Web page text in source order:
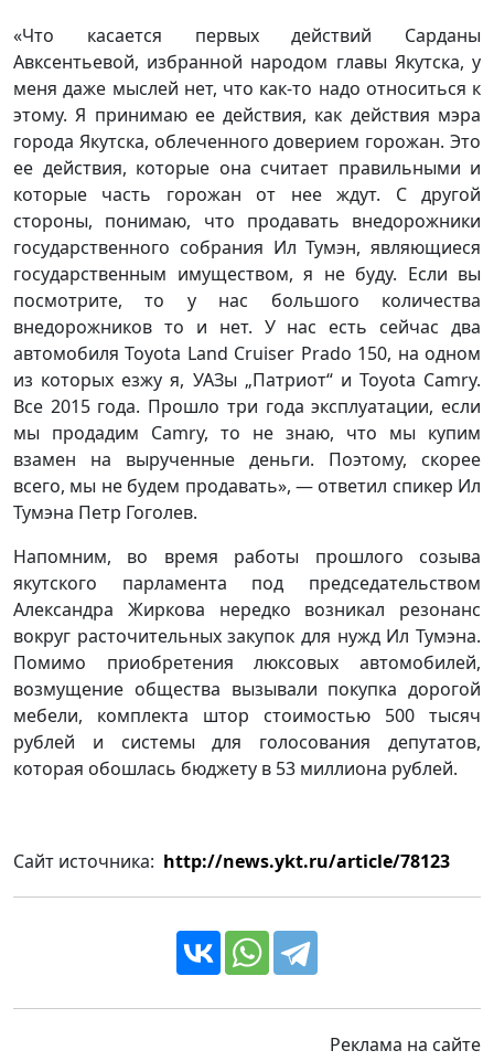
«Что касается первых действий Сарданы
Авксентьевой, избранной народом главы Якутска, у
меня даже мыслей нет, что как-то надо относиться к
этому. Я принимаю ее действия, как действия мэра
города Якутска, облеченного доверием горожан. Это
ее действия, которые она считает правильными и
которые часть горожан от нее ждут. С другой
стороны, понимаю, что продавать внедорожники
государственного собрания Ил Тумэн, являющиеся
государственным имуществом, я не буду. Если вы
посмотрите, то у нас большого количества
внедорожников то и нет. У нас есть сейчас два
автомобиля Toyota Land Cruiser Prado 150, на одном
из которых езжу я, УАЗы „Патриот“ и Toyota Camry.
Все 2015 года. Прошло три года эксплуатации, если
мы продадим Camry, то не знаю, что мы купим
взамен на вырученные деньги. Поэтому, скорее
всего, мы не будем продавать», — ответил спикер Ил
Тумэна Петр Гоголев.
Напомним, во время работы прошлого созыва
якутского парламента под председательством
Александра Жиркова нередко возникал резонанс
вокруг расточительных закупок для нужд Ил Тумэна.
Помимо приобретения люксовых автомобилей,
возмущение общества вызывали покупка дорогой
мебели, комплекта штор стоимостью 500 тысяч
рублей и системы для голосования депутатов,
которая обошлась бюджету в 53 миллиона рублей.
Сайт источника: http://news.ykt.ru/article/78123
Реклама на сайте